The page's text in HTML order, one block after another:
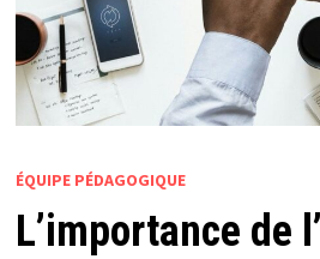
ÉQUIPE PÉDAGOGIQUE
L’importance de